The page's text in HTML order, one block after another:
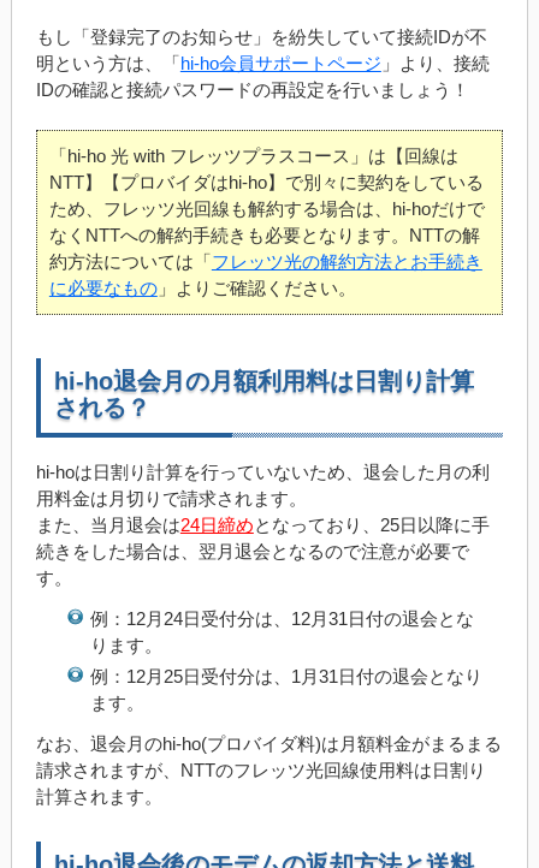
もし「登録完了のお知らせ」を紛失していて接続IDが不
明という方は、「hi-ho会員サポートページ 」より、接続
IDの確認と接続パスワードの再設定を行いましょう！
「hi-ho 光 with フレッツプラスコース」は【回線は
NTT】【プロバイダはhi-ho】で別々に契約をしている
ため、フレッツ光回線も解約する場合は、hi-hoだけで
なくNTTへの解約手続きも必要となります。NTTの解
約方法については「フレッツ光の解約方法とお手続き
に必要なもの」よりご確認ください。
hi-ho退会月の月額利用料は日割り計算
される？
hi-hoは日割り計算を行っていないため、退会した月の利
用料金は月切りで請求されます。
また、当月退会は24日締めとなっており、25日以降に手
続きをした場合は、翌月退会となるので注意が必要で
す。
例：12月24日受付分は、12月31日付の退会とな
ります。
例：12月25日受付分は、1月31日付の退会となり
ます。
なお、退会月のhi-ho(プロバイダ料)は月額料金がまるまる
請求されますが、NTTのフレッツ光回線使用料は日割り
計算されます。